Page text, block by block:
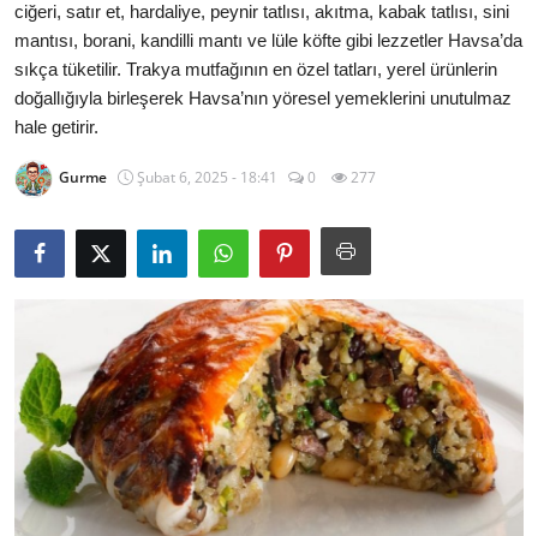
Helal Gıda & Dini Hükümler
Gıda Güvenliği & Bilimi
Mutfak Püf Noktaları & İpuçları
Mekan & Lezzet Rotaları
Temel Gıda ve Ürün Rehberleri
İçecek Kültürü & Barista
Yöresel Tarifler & Ev Yemekleri
Gıda Güvenliği & Sağlık
İçecek Kültürü & Rehberleri
ciğeri, satır et, hardaliye, peynir tatlısı, akıtma, kabak tatlısı, sini
mantısı, borani, kandilli mantı ve lüle köfte gibi lezzetler Havsa’da
sıkça tüketilir. Trakya mutfağının en özel tatları, yerel ürünlerin
doğallığıyla birleşerek Havsa’nın yöresel yemeklerini unutulmaz
hale getirir.
Gurme Şubat 6, 2025 - 18:41 0 277